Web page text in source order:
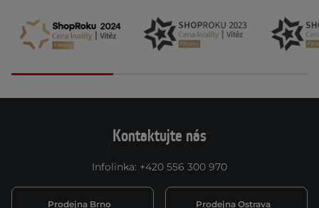
Kontaktujte nás
Infolinka: +420 556 300 970
Prodejna Brno Prodejna Ostrava